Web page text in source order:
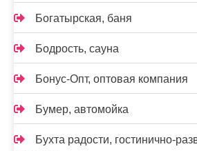
Богатырская, баня
Бодрость, сауна
Бонус-Опт, оптовая компания
Бумер, автомойка
Бухта радости, гостинично-